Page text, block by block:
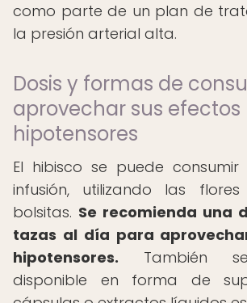
como parte de un plan de
la presión arterial alta.
Dosis y formas de
aprovechar sus efectos
hipotensores
El hibisco se puede
infusión, utilizando las
bolsitas. Se recomienda una
tazas al día para
hipotensores. También
disponible en forma de